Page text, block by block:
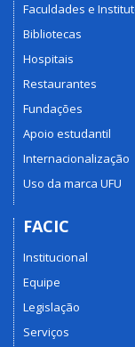
Faculdades e
Bibliotecas
Hospitais
Restaurantes
Fundações
Apoio estudantil
Internacionalização
Uso da marca UFU
FACIC
Institucional
Equipe
Legislação
Serviços